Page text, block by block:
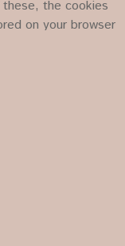
the cookies
on your browser